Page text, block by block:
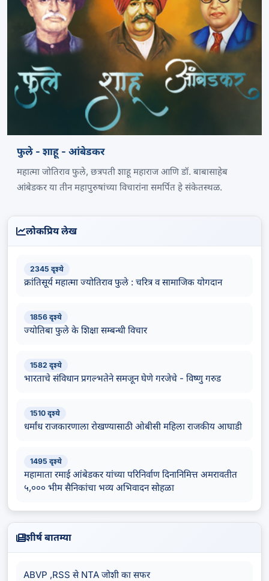
फुले - शाहू - आंबेडकर
महात्मा जोतिराव फुले, छत्रपती शाहू महाराज आणि डॉ. बाबासाहेब
आंबेडकर या तीन महापुरुषांच्या विचारांना समर्पित हे संकेतस्थळ.
लोकप्रिय लेख
2345 दृश्ये
क्रांतिसूर्य महात्मा ज्योतिराव फुले : चरित्र व सामाजिक योगदान
1856 दृश्ये
ज्योतिबा फुले के शिक्षा सम्बन्धी विचार
1582 दृश्ये
भारताचे संविधान प्रगल्भतेने समजून घेणे गरजेचे - विष्णु गरुड
1510 दृश्ये
धर्मांध राजकारणाला रोखण्यासाठी ओबीसी महिला राजकीय आघाडी
1495 दृश्ये
महामाता रमाई आंबेडकर यांच्या परिनिर्वाण दिनानिमित्त अमरावतीत
५,००० भीम सैनिकांचा भव्य अभिवादन सोहळा
शीर्ष बातम्या
ABVP ,RSS से NTA जोशी का सफर